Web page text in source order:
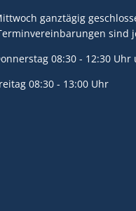
ganztägig
sind
08:30 - 12:30
08:30 - 13:00 Uhr